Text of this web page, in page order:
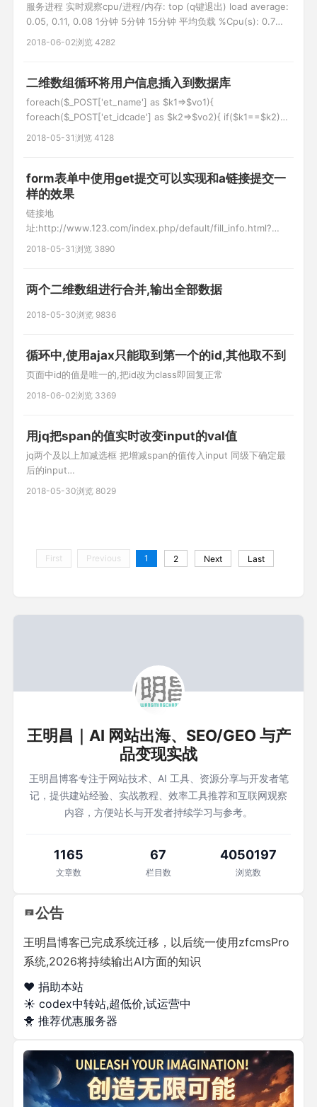
服务进程 实时观察cpu/进程/内存: top (q键退出) load average:
0.05, 0.11, 0.08 1分钟 5分钟 15分钟 平均负载 %Cpu(s): 0.7
us, 1.4 sy, 0.0 ni, 97.8 id, 0.0 wa, 0.0 hi, 0.0 si, 0.0 st 空闲率
2018-06-02浏览 4282
二维数组循环将用户信息插入到数据库
foreach($_POST['et_name'] as $k1=>$vo1){
foreach($_POST['et_idcade'] as $k2=>$vo2){ if($k1==$k2){
$arr[$k1]['name'] = $vo1; $arr[$k1]['idcade'] = $vo2; } } }
2018-05-31浏览 4128
form表单中使用get提交可以实现和a链接提交一
样的效果
链接地
址:http://www.123.com/index.php/default/fill_info.html?
et=1&cr=1&id=1975
2018-05-31浏览 3890
两个二维数组进行合并,输出全部数据
2018-05-30浏览 9836
循环中,使用ajax只能取到第一个的id,其他取不到
页面中id的值是唯一的,把id改为class即回复正常
2018-06-02浏览 3369
用jq把span的值实时改变input的val值
jq两个及以上加减选框 把增减span的值传入input 同级下确定最
后的input
$(this).parent('.number').children("input").last().val(mm);
2018-05-30浏览 8029
First Previous 1 2 Next Last
王明昌｜AI 网站出海、SEO/GEO 与产
品变现实战
王明昌博客专注于网站技术、AI 工具、资源分享与开发者笔
记，提供建站经验、实战教程、效率工具推荐和互联网观察
内容，方便站长与开发者持续学习与参考。
1165
文章数
67
栏目数
4050197
浏览数
公告
王明昌博客已完成系统迁移，以后统一使用zfcmsPro
系统,2026将持续输出AI方面的知识
❤️ 捐助本站
☀️ codex中转站,超低价,试运营中
🐥 推荐优惠服务器